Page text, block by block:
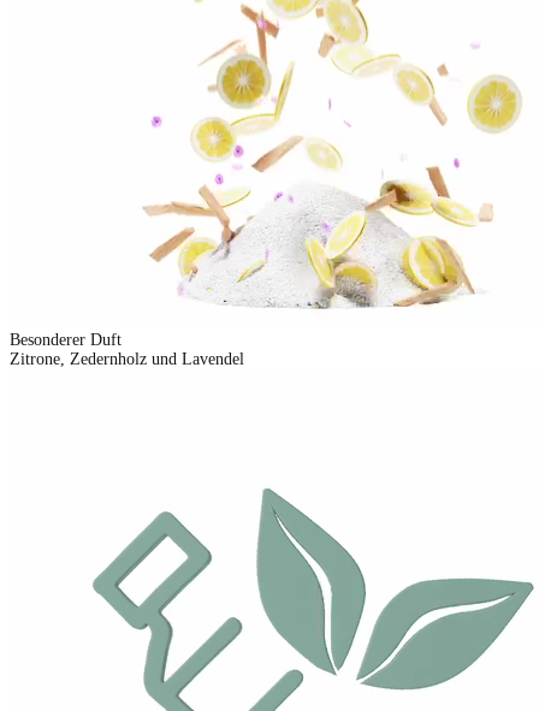
Besonderer Duft
Zitrone, Zedernholz und Lavendel